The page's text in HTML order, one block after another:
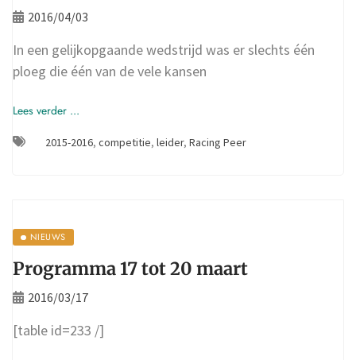
2016/04/03
In een gelijkopgaande wedstrijd was er slechts één
ploeg die één van de vele kansen
Lees verder ...
2015-2016, competitie, leider, Racing Peer
NIEUWS
Programma 17 tot 20 maart
2016/03/17
[table id=233 /]